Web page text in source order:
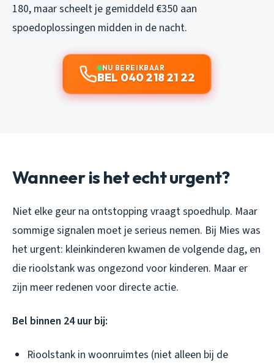
180, maar scheelt je gemiddeld €350 aan
spoedoplossingen midden in de nacht.
NU BEREIKBAAR
BEL 040 218 21 22
Wanneer is het echt urgent?
Niet elke geur na ontstopping vraagt spoedhulp. Maar
sommige signalen moet je serieus nemen. Bij Mies was
het urgent: kleinkinderen kwamen de volgende dag, en
die rioolstank was ongezond voor kinderen. Maar er
zijn meer redenen voor directe actie.
Bel binnen 24 uur bij:
Rioolstank in woonruimtes (niet alleen bij de